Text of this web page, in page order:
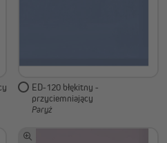
ED-120 błękitny -
przyciemniający
Paryż